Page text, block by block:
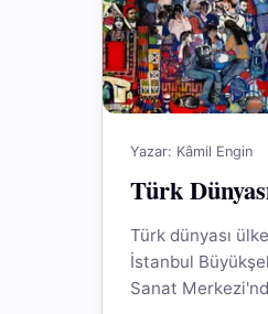
Yazar: Kâmil Engin
Türk
Türk dünyası
İstanbul
Sanat